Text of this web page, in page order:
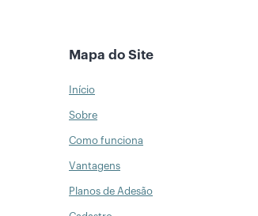
Mapa do Site
Início
Sobre
Como funciona
Vantagens
Planos de Adesão